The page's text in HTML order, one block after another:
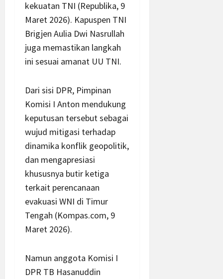
kekuatan TNI (Republika, 9
Maret 2026). Kapuspen TNI
Brigjen Aulia Dwi Nasrullah
juga memastikan langkah
ini sesuai amanat UU TNI.
Dari sisi DPR, Pimpinan
Komisi I Anton mendukung
keputusan tersebut sebagai
wujud mitigasi terhadap
dinamika konflik geopolitik,
dan mengapresiasi
khususnya butir ketiga
terkait perencanaan
evakuasi WNI di Timur
Tengah (Kompas.com, 9
Maret 2026).
Namun anggota Komisi I
DPR TB Hasanuddin